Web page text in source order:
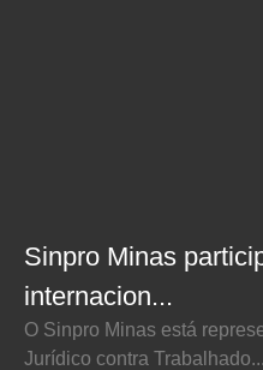
Sinpro Minas
internacion...
O Sinpro Minas está
Jurídico contra Trabalhado...